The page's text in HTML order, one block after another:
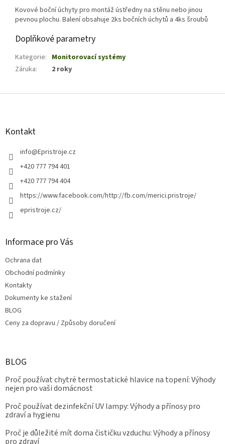
Kovové boční úchyty pro montáž ústředny na stěnu nebo jinou
pevnou plochu. Balení obsahuje 2ks bočních úchytů a 4ks šroubů
Doplňkové parametry
Kategorie: Monitorovací systémy
Záruka: 2 roky
Z
Kontakt
info@Epristroje.cz
+420 777 794 401
+420 777 794 404
https://www.facebook.com/http://fb.com/merici.pristroje/
epristroje.cz/
Informace pro Vás
Ochrana dat
Obchodní podmínky
Kontakty
Dokumenty ke stažení
BLOG
Ceny za dopravu / Způsoby doručení
BLOG
Proč používat chytré termostatické hlavice na topení: Výhody
nejen pro vaši domácnost
Proč používat dezinfekční UV lampy: Výhody a přínosy pro
zdraví a hygienu
Proč je důležité mít doma čističku vzduchu: Výhody a přínosy
pro zdraví